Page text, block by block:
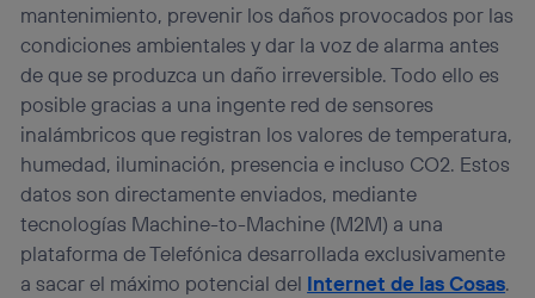
mantenimiento, prevenir los daños provocados por las
condiciones ambientales y dar la voz de alarma antes
de que se produzca un daño irreversible. Todo ello es
posible gracias a una ingente red de sensores
inalámbricos que registran los valores de temperatura,
humedad, iluminación, presencia e incluso CO2. Estos
datos son directamente enviados, mediante
tecnologías Machine-to-Machine (M2M) a una
plataforma de Telefónica desarrollada exclusivamente
a sacar el máximo potencial del Internet de las Cosas.